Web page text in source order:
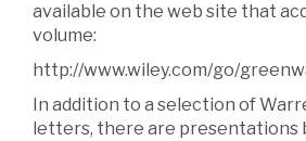
available on the web site that
volume:
http://www.wiley.com/go/
In addition to a selection of
letters, there are presentations